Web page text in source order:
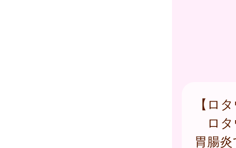
【ロ
ロタ
胃腸